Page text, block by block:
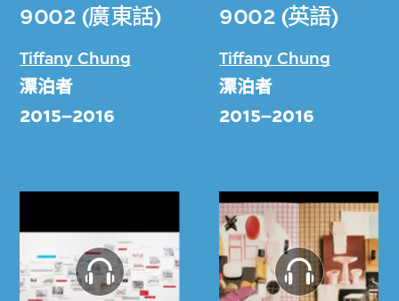
9002 (廣東話)
Tiffany Chung
漂泊者
2015–2016
9002 (英語)
Tiffany Chung
漂泊者
2015–2016